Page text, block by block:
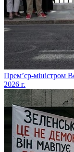
​Прем’єр-міністром
2026 г.